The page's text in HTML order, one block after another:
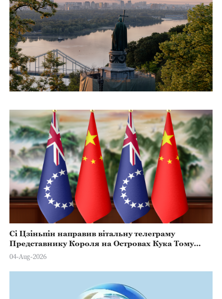
Сі Цзіньпін направив вітальну телеграму
Представнику Короля на Островах Кука Тому
Марстерсу з нагоди Дня Конституції
04-Aug-2026